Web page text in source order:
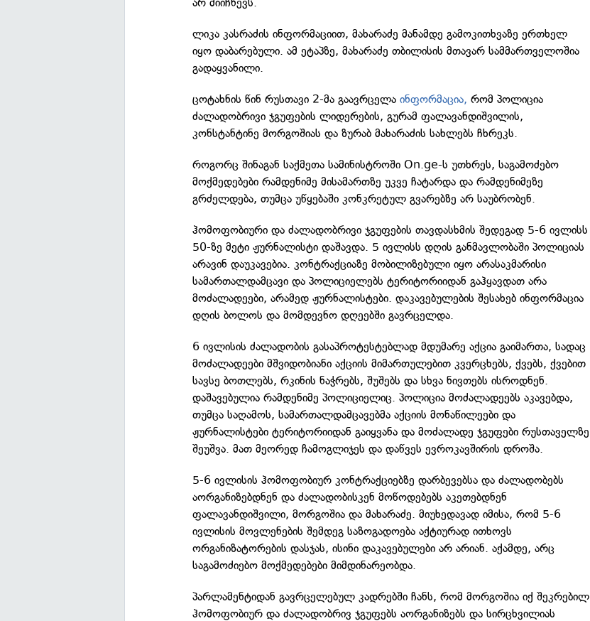
ლიკა კასრაძის ინფორმაციით, მახარაძე მანამდე გამოკითხვაზე ერთხელ
იყო დაბარებული. ამ ეტაპზე, მახარაძე თბილისის მთავარ სამმართველოშია
გადაყვანილი.
ცოტახნის წინ რუსთავი 2-მა გაავრცელაინფორმაცია, რომ პოლიცია
ძალადობრივი ჯგუფების ლიდერების, გურამ ფალავანდიშვილის,
კონსტანტინე მორგოშიას და ზურაბ მახარაძის სახლებს ჩხრეკს.
როგორც შინაგან საქმეთა სამინისტროში On.ge-ს უთხრეს, საგამოძებო
მოქმედებები რამდენიმე მისამართზე უკვე ჩატარდა და რამდენიმეზე
გრძელდება, თუმცა უწყებაში კონკრეტულ გვარებზე არ საუბრობენ.
ჰომოფობიური და ძალადობრივი ჯგუფების თავდასხმის შედეგად 5-6 ივლისს
50-ზე მეტი ჟურნალისტი დაშავდა. 5 ივლისს დღის განმავლობაში პოლიციას
არავინ დაუკავებია. კონტრაქციაზე მობილიზებული იყო არასაკმარისი
სამართალდამცავი და პოლიციელებს ტერიტორიიდან გაჰყავდათ არა
მოძალადეები, არამედ ჟურნალისტები. დაკავებულების შესახებ ინფორმაცია
დღის ბოლოს და მომდევნო დღეებში გავრცელდა.
6 ივლისის ძალადობის გასაპროტესტებლად მდუმარე აქცია გაიმართა, სადაც
მოძალადეები მშვიდობიანი აქციის მიმართულებით კვერცხებს, ქვებს, ქვებით
სავსე ბოთლებს, რკინის ნაჭრებს, შუშებს და სხვა ნივთებს ისროდნენ.
დაშავებულია რამდენიმე პოლიციელიც. პოლიცია მოძალადეებს აკავებდა,
თუმცა საღამოს, სამართალდამცავებმა აქციის მონაწილეები და
ჟურნალისტები ტერიტორიიდან გაიყვანა და მოძალადე ჯგუფები რუსთაველზე
შეუშვა. მათ მეორედ ჩამოგლიჯეს და დაწვეს ევროკავშირის დროშა.
5-6 ივლისის ჰომოფობიურ კონტრაქციებზე დარბევებსა და ძალადობებს
აორგანიზებდნენ და ძალადობისკენ მოწოდებებს აკეთებდნენ
ფალავანდიშვილი, მორგოშია და მახარაძე. მიუხედავად იმისა, რომ 5-6
ივლისის მოვლენების შემდეგ საზოგადოება აქტიურად ითხოვს
ორგანიზატორების დასჯას, ისინი დაკავებულები არ არიან. აქამდე, არც
საგამოძიებო მოქმედებები მიმდინარეობდა.
პარლამენტიდან გავრცელებულ კადრებში ჩანს, რომ მორგოშია იქ შეკრებილ
ჰომოფობიურ და ძალადობრივ ჯგუფებს აორგანიზებს და სირცხვილიას